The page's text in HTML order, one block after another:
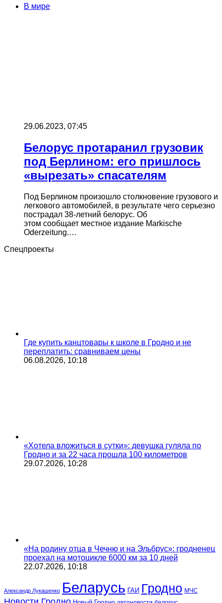
В мире
29.06.2023, 07:45
Белорус протаранил грузовик
под Берлином: его пришлось
«вырезать» спасателям
Под Берлином произошло столкновение грузового и
легкового автомобилей, в результате чего серьезно
пострадал 38-летний белорус. Об
этом сообщает местное издание Markische
Oderzeitung.…
Спецпроекты
Где купить канцтовары к школе в Гродно и не
переплатить: сравниваем цены
06.08.2026, 10:18
«Хотела вложиться в сутки»: девушка гуляла по
Гродно и за 22 часа прошла 100 километров
29.07.2026, 10:28
«На родину отца в Чечню и на Эльбрус»: гродненец
проехал на мотоцикле 6000 км за 10 дней
22.07.2026, 10:18
Александр Лукашенко Беларусь ГАИ Гродно МЧС